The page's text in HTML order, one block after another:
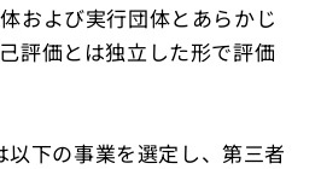
および実行団体とあらかじ
評価とは独立した形で評価
以下の事業を選定し、第三者